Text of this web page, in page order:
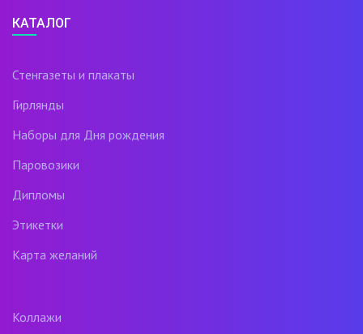
КАТАЛОГ
Стенгазеты и плакаты
Гирлянды
Наборы для Дня рождения
Паровозики
Дипломы
Этикетки
Карта желаний
Коллажи